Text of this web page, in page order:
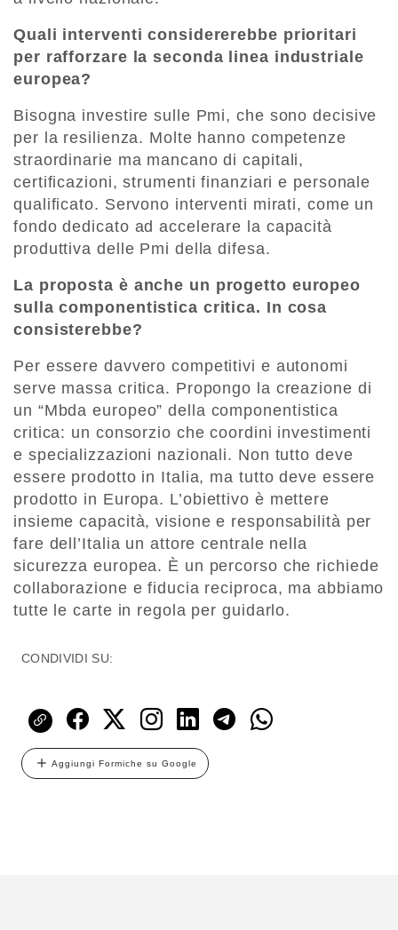
Quali interventi considererebbe prioritari
per rafforzare la seconda linea industriale
europea?
Bisogna investire sulle Pmi, che sono decisive
per la resilienza. Molte hanno competenze
straordinarie ma mancano di capitali,
certificazioni, strumenti finanziari e personale
qualificato. Servono interventi mirati, come un
fondo dedicato ad accelerare la capacità
produttiva delle Pmi della difesa.
La proposta è anche un progetto europeo
sulla componentistica critica. In cosa
consisterebbe?
Per essere davvero competitivi e autonomi
serve massa critica. Propongo la creazione di
un “Mbda europeo” della componentistica
critica: un consorzio che coordini investimenti
e specializzazioni nazionali. Non tutto deve
essere prodotto in Italia, ma tutto deve essere
prodotto in Europa. L’obiettivo è mettere
insieme capacità, visione e responsabilità per
fare dell’Italia un attore centrale nella
sicurezza europea. È un percorso che richiede
collaborazione e fiducia reciproca, ma abbiamo
tutte le carte in regola per guidarlo.
CONDIVIDI SU:
Aggiungi Formiche su Google